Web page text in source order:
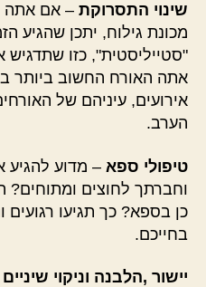
שינוי התסרוקת – אם אתה
מכונת גילוח, יתכן שהגיע
"סטייליסטית", כזו שתדגיש
אתה האורח החשוב ביותר
אירועים, עיניהם של
הערב.
טיפולי ספא – מדוע להגיע
וחברתך לחוצים
כן בספא? כך תגיעו רגועים
בחייכם.
יישור ,הלבנה וניקוי שיניים